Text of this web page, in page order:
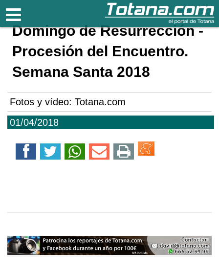
Totana.com
01/04/2018
Domingo de Resurrección -
Procesión del Encuentro.
Semana Santa 2018
Fotos y vídeo: Totana.com